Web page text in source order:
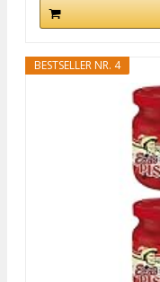
BESTSELLER NR. 4